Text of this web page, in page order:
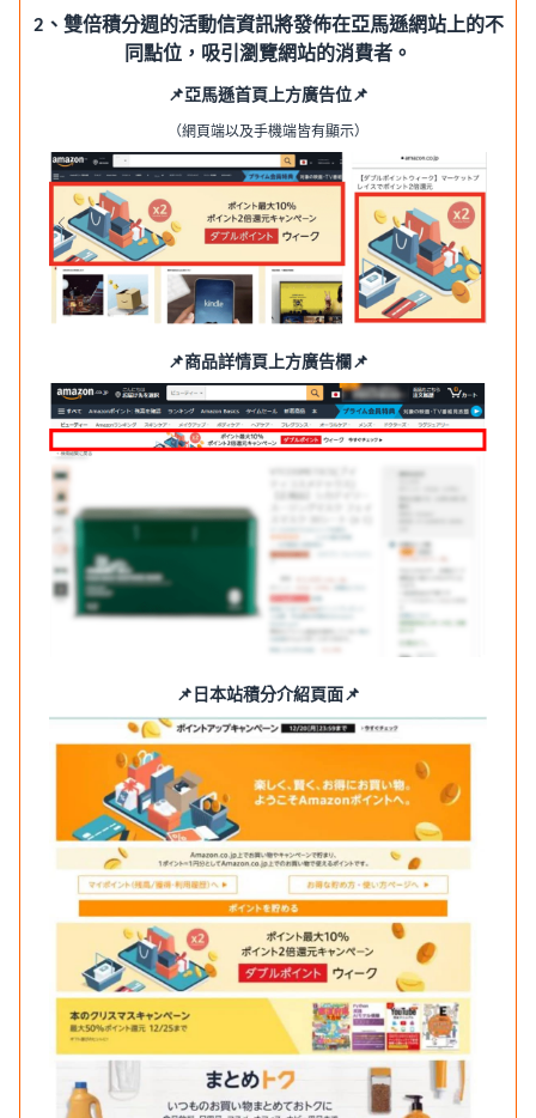
2、雙倍積分週的活動信資訊將發佈在亞馬遜網站上的不
同點位，吸引瀏覽網站的消費者。
📌亞馬遜首頁上方廣告位📌
（網頁端以及手機端皆有顯示）
📌商品詳情頁上方廣告欄📌
📌日本站積分介紹頁面📌